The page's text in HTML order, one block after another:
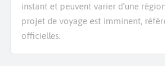
instant et peuvent varier d’une
projet de voyage est imminent,
officielles.